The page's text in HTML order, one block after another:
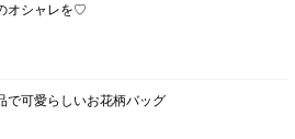
オシャレを♡
可愛らしいお花柄バッグ